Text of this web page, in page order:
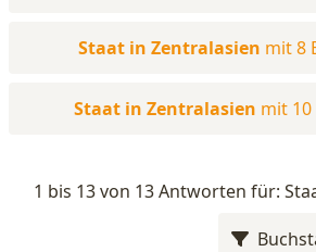
Staat in Zentralasien mit 8
Staat in Zentralasien mit
1 bis 13 von 13 Antworten für: